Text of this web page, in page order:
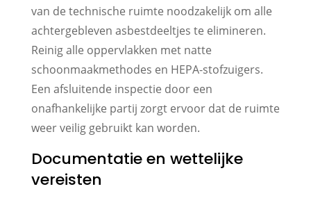
van de technische ruimte noodzakelijk om alle
achtergebleven asbestdeeltjes te elimineren.
Reinig alle oppervlakken met natte
schoonmaakmethodes en HEPA-stofzuigers.
Een afsluitende inspectie door een
onafhankelijke partij zorgt ervoor dat de ruimte
weer veilig gebruikt kan worden.
Documentatie en wettelijke
vereisten